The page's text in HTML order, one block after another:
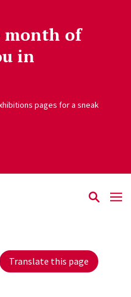
month of
in
pages for a sneak
Translate this page